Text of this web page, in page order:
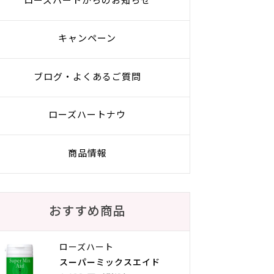
キャンペーン
ブログ・よくあるご質問
ローズハートナウ
商品情報
おすすめ商品
ローズハート
スーパーミックスエイド